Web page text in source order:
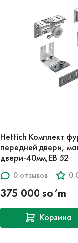
Hettich Комплект
передней двери,
двери-40мм,EB 52
0 отзывов
375 000 so‘m
Корзина